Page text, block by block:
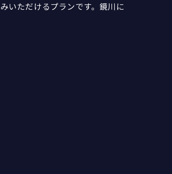
いただけるプランです。鏡川に